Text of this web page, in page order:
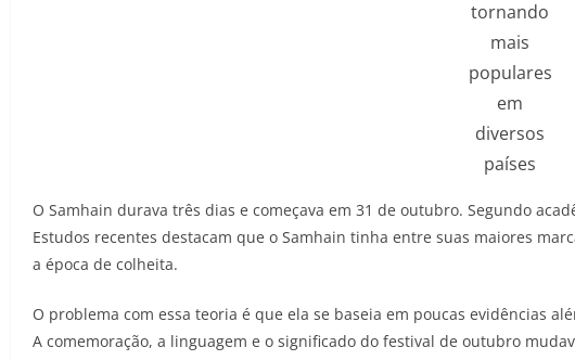
tornando
mais
populares
em
diversos
países
O Samhain durava três dias e começava em 31 de outubro. Segundo
Estudos recentes destacam que o Samhain tinha entre suas maiores
a época de colheita.
O problema com essa teoria é que ela se baseia em poucas evidências
A comemoração, a linguagem e o significado do festival de outubro